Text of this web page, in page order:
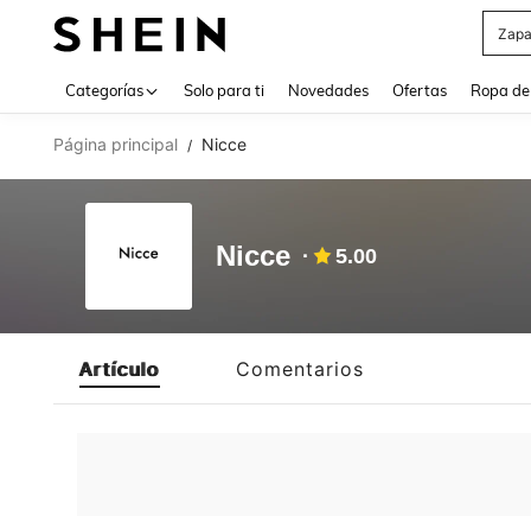
Categorías Solo para ti Novedades Ofertas Ropa
Página principal / Nicce
Nicce 5.00
Artículo Comentarios